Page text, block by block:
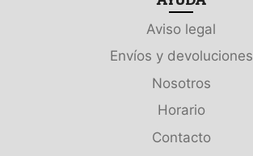
Aviso legal
Envíos y devoluciones
Nosotros
Horario
Contacto